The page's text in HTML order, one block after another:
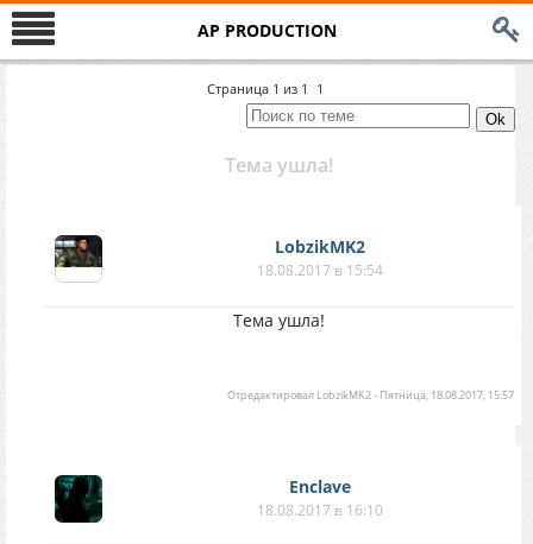
AP PRODUCTION
Страница 1 из 1 1
Тема ушла!
LobzikMK2
18.08.2017 в 15:54
Тема ушла!
Отредактировал LobzikMK2- Пятница, 18.08.2017, 15:57
Enclave
18.08.2017 в 16:10